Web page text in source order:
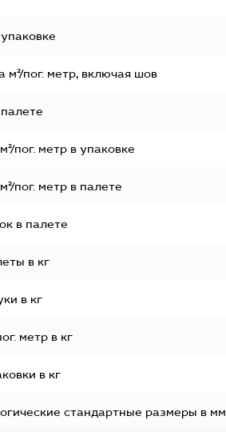
м²/пог. метр, включая шов
пог. метр в упаковке
пог. метр в палете
в палете
в кг
в кг
метр в кг
в кг
стандартные размеры в мм